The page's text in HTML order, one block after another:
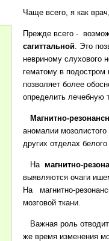
Чаще всего, я как
Прежде всего -
сагиттальной. Это
невриному слухового
гематому в подостром
позволяет более
определить лечебную
Магнитно-
аномалии
других отделах
На магнитно-
выявляются очаги
На магнитно-
мозговой ткани.
Важная роль
же время изменения